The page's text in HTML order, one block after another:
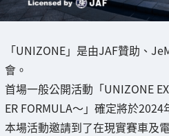
「UNIZONE」是由JAF贊助、
會。
首場一般公開活動「UNIZONE
ER FORMULA～」確定將於2024
本場活動邀請到了在現實賽車及